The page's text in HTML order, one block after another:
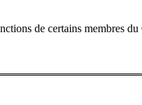
de certains membres